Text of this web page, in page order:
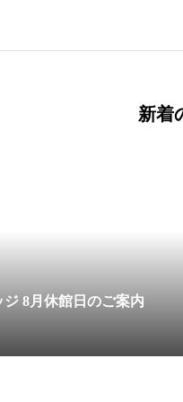
新着
8月休館日のご案内